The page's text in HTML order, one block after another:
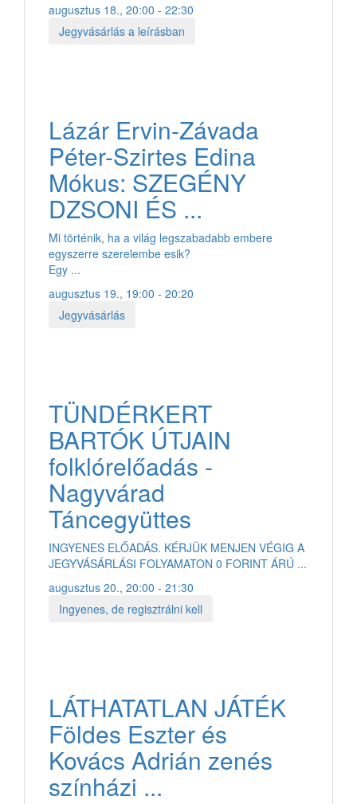
augusztus 18., 20:00 - 22:30
Jegyvásárlás a leírásban
Lázár Ervin-Závada
Péter-Szirtes Edina
Mókus: SZEGÉNY
DZSONI ÉS ...
Mi történik, ha a világ legszabadabb embere
egyszerre szerelembe esik?
Egy ...
augusztus 19., 19:00 - 20:20
Jegyvásárlás
TÜNDÉRKERT
BARTÓK ÚTJAIN
folklórelőadás -
Nagyvárad
Táncegyüttes
INGYENES ELŐADÁS. KÉRJÜK MENJEN VÉGIG A
JEGYVÁSÁRLÁSI FOLYAMATON 0 FORINT ÁRÚ ...
augusztus 20., 20:00 - 21:30
Ingyenes, de regisztrálni kell
LÁTHATATLAN JÁTÉK
Földes Eszter és
Kovács Adrián zenés
színházi ...